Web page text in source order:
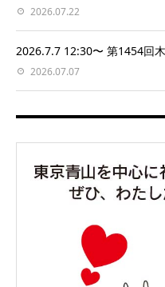
2026.07.22
2026.7.7 12:30〜 第1454回
2026.07.07